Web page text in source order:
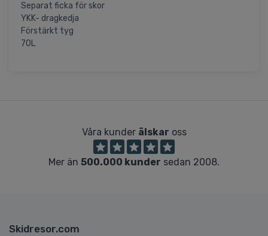
Separat ficka för skor
YKK- dragkedja
Förstärkt tyg
70L
Våra kunder älskar oss
Mer än 500.000 kunder sedan 2008.
Skidresor.com